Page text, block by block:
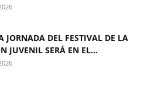
JORNADA DEL FESTIVAL DE LA
JUVENIL SERÁ EN EL...